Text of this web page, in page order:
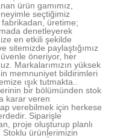
ürün gamımız,
seçtiğimiz
üretime;
denetleyerek
en etkili şekilde
sitemizde paylaştığımız
öneriyor, her
Markalarımızın yüksek
memnuniyet bildirimleri
ışık tutmakta..
bir bölümünden stok
karar veren
verebilmek için herkese
Siparişle
proje oluşturup planlı
ürünlerimizin